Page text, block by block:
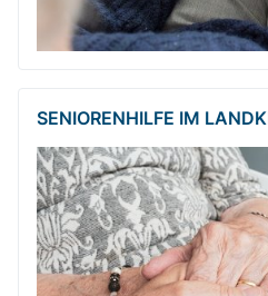
SENIORENHILFE IM